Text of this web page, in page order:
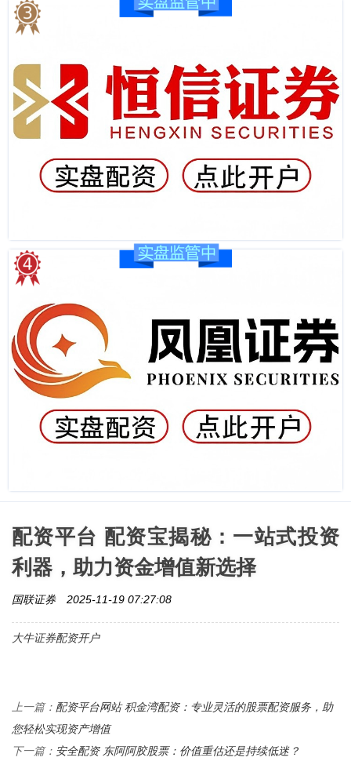
配资平台 配资宝揭秘：一站式投资
利器，助力资金增值新选择
国联证券 2025-11-19 07:27:08
大牛证券配资开户
上一篇： 配资平台网站 积金湾配资：专业灵活的股票配资服务，助
您轻松实现资产增值
下一篇： 安全配资 东阿阿胶股票：价值重估还是持续低迷？